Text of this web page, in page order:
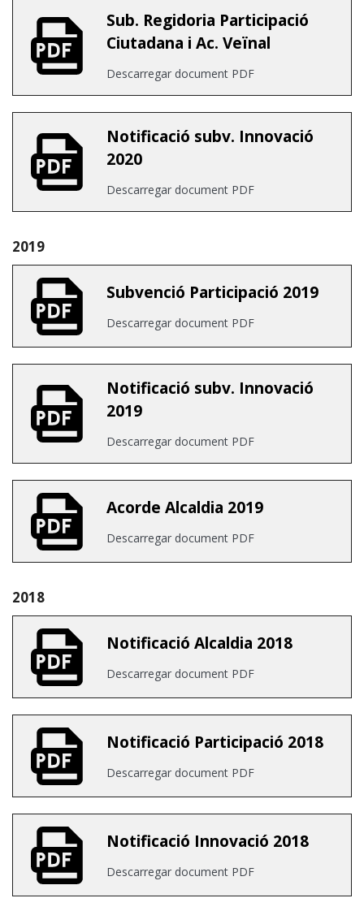
Sub. Regidoria Participació
Ciutadana i Ac. Veïnal
Descarregar document PDF
Notificació subv. Innovació
2020
Descarregar document PDF
2019
Subvenció Participació 2019
Descarregar document PDF
Notificació subv. Innovació
2019
Descarregar document PDF
Acorde Alcaldia 2019
Descarregar document PDF
2018
Notificació Alcaldia 2018
Descarregar document PDF
Notificació Participació 2018
Descarregar document PDF
Notificació Innovació 2018
Descarregar document PDF